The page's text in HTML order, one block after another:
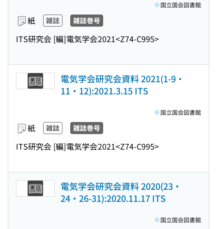
紙 雑誌 雑誌巻号
ITS研究会 [編]電気学会2021<Z74-C995>
国立国会図書館
電気学会研究会資料 2021(1-9・
11・12):2021.3.15 ITS
紙 雑誌 雑誌巻号
ITS研究会 [編]電気学会2021<Z74-C995>
国立国会図書館
電気学会研究会資料 2020(23・
24・26-31):2020.11.17 ITS
国立国会図書館